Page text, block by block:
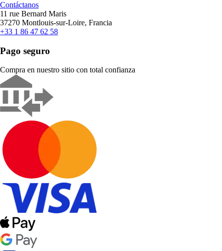
Contáctanos
11 rue Bernard Maris
37270 Montlouis-sur-Loire, Francia
+33 1 86 47 62 58
Pago seguro
Compra en nuestro sitio con total confianza